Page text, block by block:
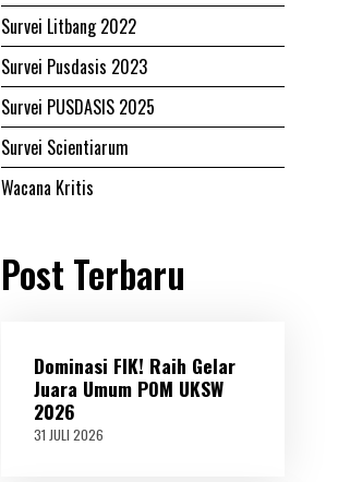
Survei Litbang 2022
Survei Pusdasis 2023
Survei PUSDASIS 2025
Survei Scientiarum
Wacana Kritis
Post Terbaru
Dominasi FIK! Raih Gelar
Juara Umum POM UKSW
2026
31 JULI 2026